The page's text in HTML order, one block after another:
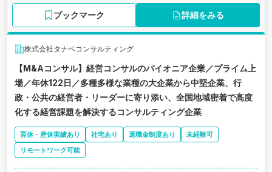
ブックマーク 詳細をみる
株式会社タナベコンサルティング
【M&Aコンサル】経営コンサルのパイオニア企業／プライム上
場／年休122日／多種多様な業種の大企業から中堅企業、行
政・公共の経営者・リーダーに寄り添い、全国地域密着で高度
化する経営課題を解決するコンサルティング企業
育休・産休実績あり 社宅あり 退職金制度あり
未経験可
リモートワーク可能